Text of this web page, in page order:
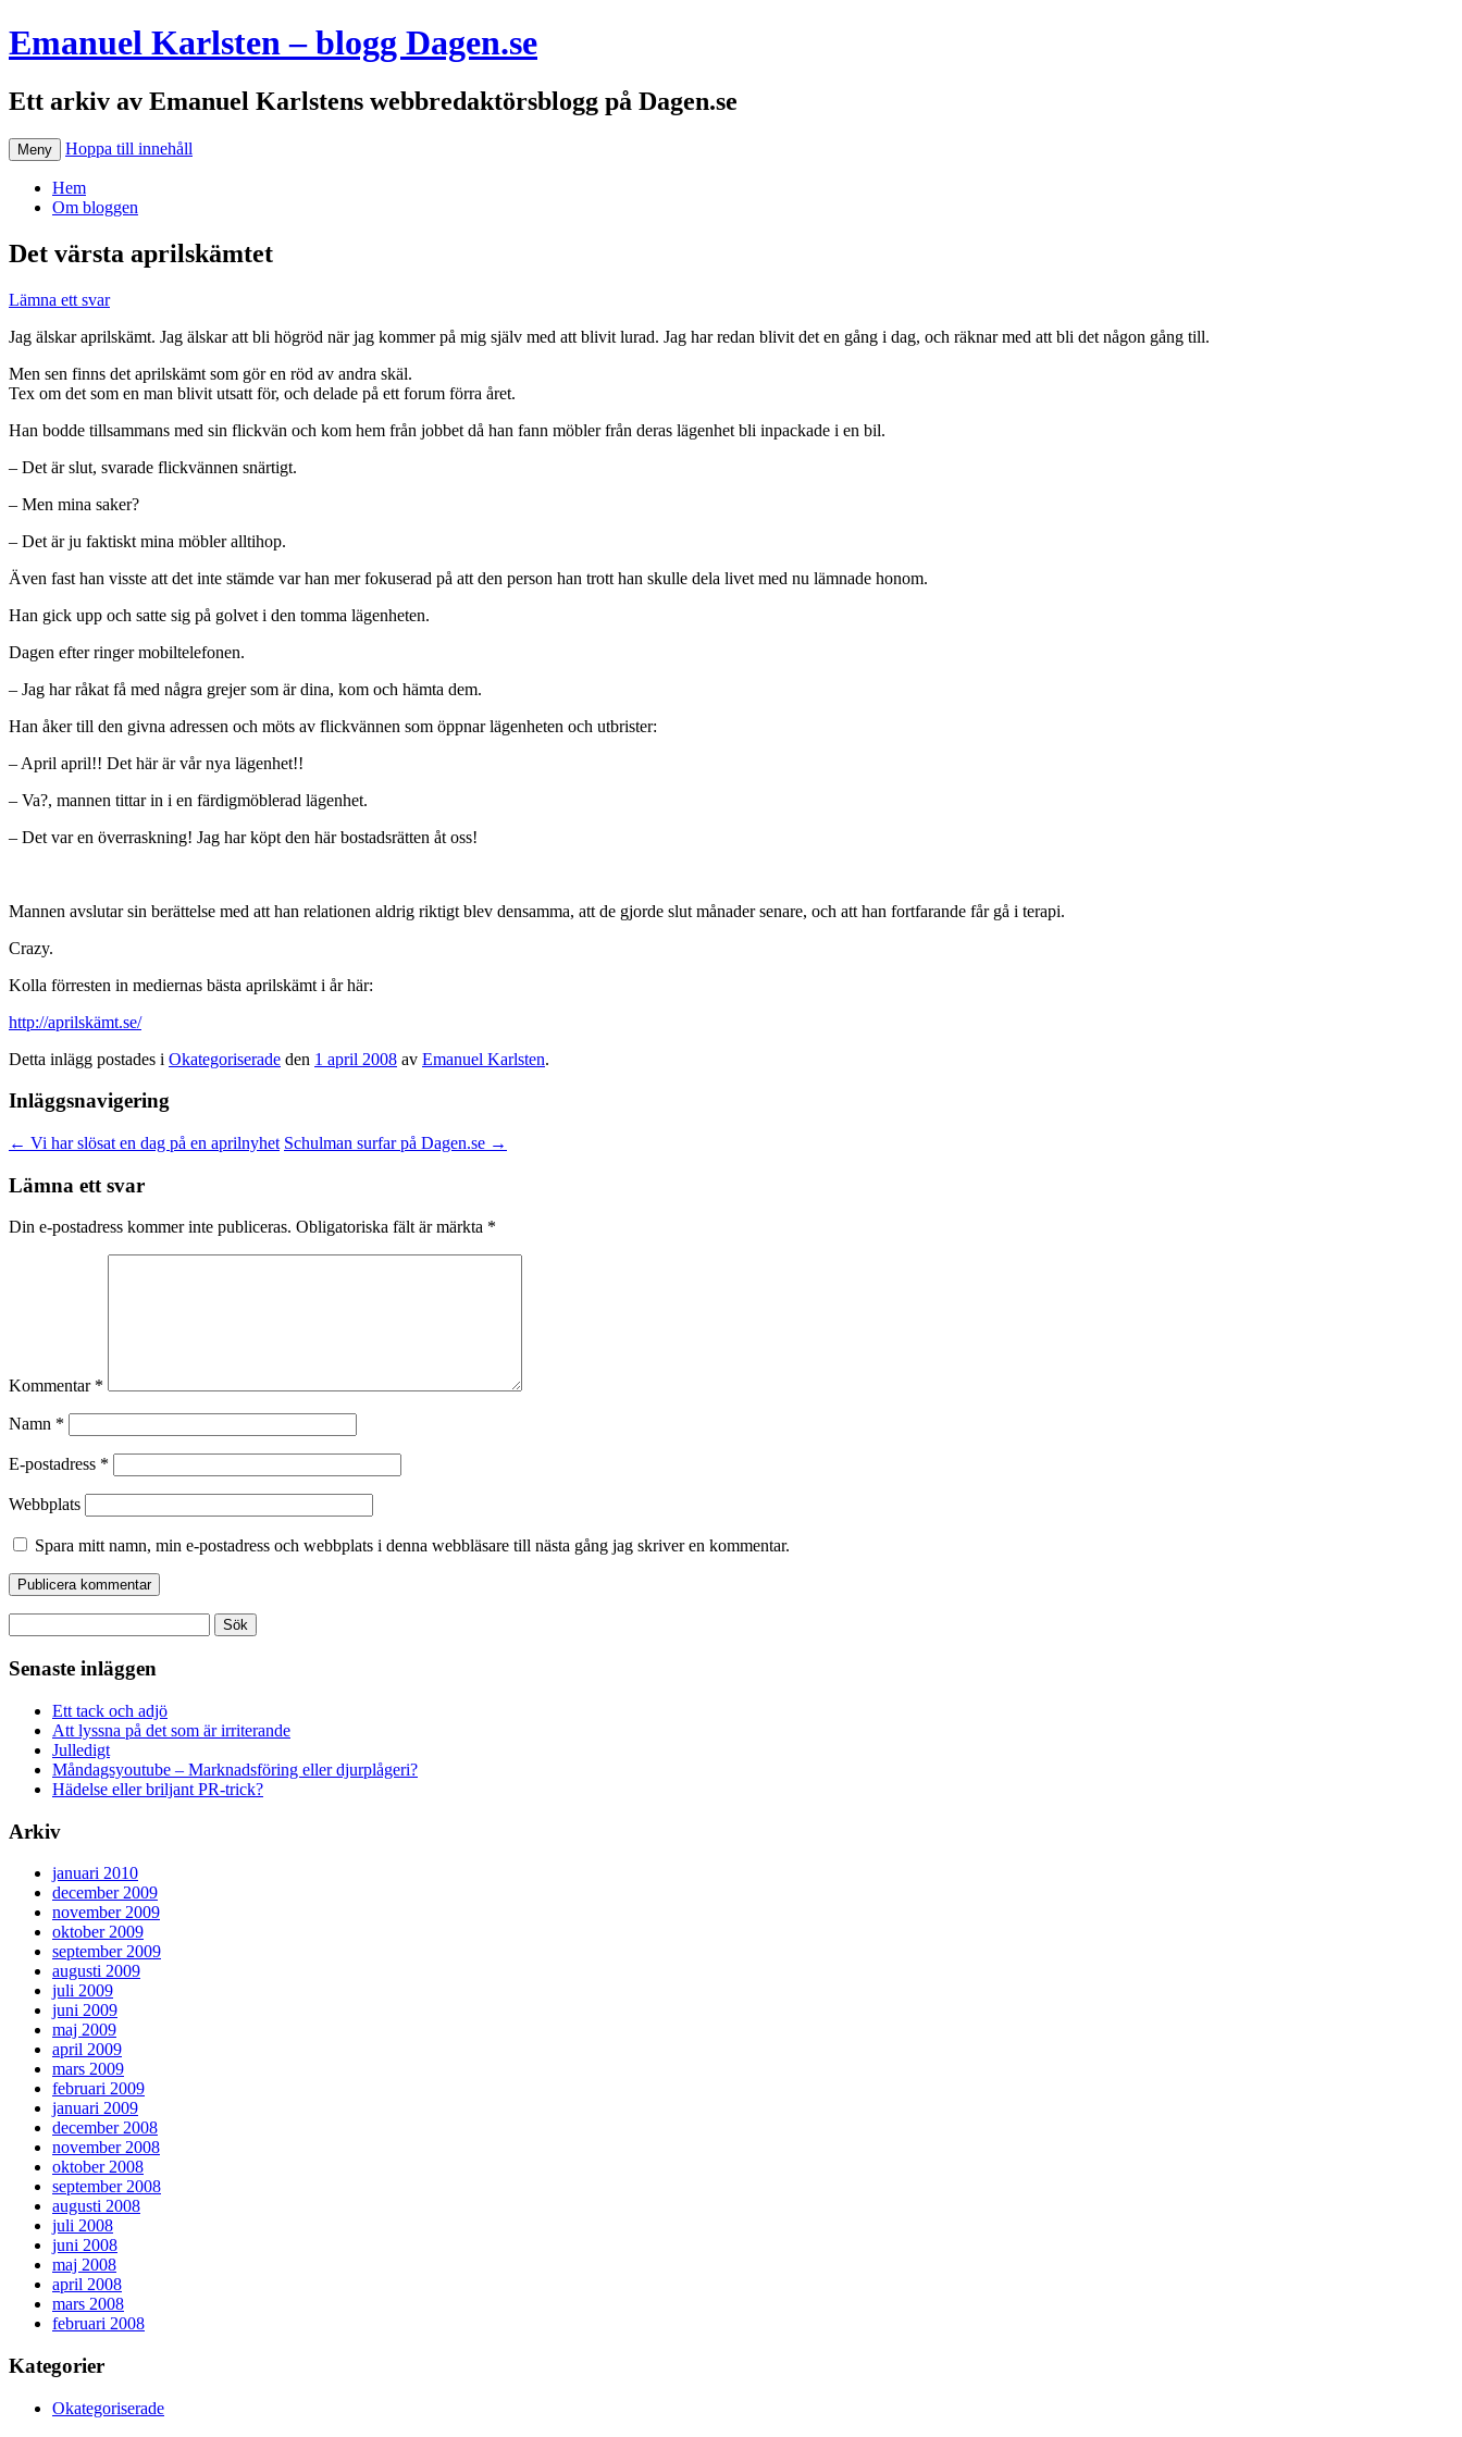
Emanuel Karlsten – blogg Dagen.se
Ett arkiv av Emanuel Karlstens webbredaktörsblogg på Dagen.se
Meny Hoppa till innehåll
Hem
Om bloggen
Det värsta aprilskämtet
Lämna ett svar
Jag älskar aprilskämt. Jag älskar att bli högröd när jag kommer på mig själv med att blivit lurad. Jag har redan blivit det en gång i dag, och räknar med att bli det någon gång till.
Men sen finns det aprilskämt som gör en röd av andra skäl.
Tex om det som en man blivit utsatt för, och delade på ett forum förra året.
Han bodde tillsammans med sin flickvän och kom hem från jobbet då han fann möbler från deras lägenhet bli inpackade i en bil.
– Det är slut, svarade flickvännen snärtigt.
– Men mina saker?
– Det är ju faktiskt mina möbler alltihop.
Även fast han visste att det inte stämde var han mer fokuserad på att den person han trott han skulle dela livet med nu lämnade honom.
Han gick upp och satte sig på golvet i den tomma lägenheten.
Dagen efter ringer mobiltelefonen.
– Jag har råkat få med några grejer som är dina, kom och hämta dem.
Han åker till den givna adressen och möts av flickvännen som öppnar lägenheten och utbrister:
– April april!! Det här är vår nya lägenhet!!
– Va?, mannen tittar in i en färdigmöblerad lägenhet.
– Det var en överraskning! Jag har köpt den här bostadsrätten åt oss!
Mannen avslutar sin berättelse med att han relationen aldrig riktigt blev densamma, att de gjorde slut månader senare, och att han fortfarande får gå i terapi.
Crazy.
Kolla förresten in mediernas bästa aprilskämt i år här:
http://aprilskämt.se/
Detta inlägg postades i Okategoriserade den 1 april 2008 av Emanuel Karlsten.
Inläggsnavigering
← Vi har slösat en dag på en aprilnyhet Schulman surfar på Dagen.se →
Lämna ett svar
Din e-postadress kommer inte publiceras. Obligatoriska fält är märkta *
Kommentar *
Namn *
E-postadress *
Webbplats
Spara mitt namn, min e-postadress och webbplats i denna webbläsare till nästa gång jag skriver en kommentar.
efter:
Senaste inläggen
Ett tack och adjö
Att lyssna på det som är irriterande
Julledigt
Måndagsyoutube – Marknadsföring eller djurplågeri?
Hädelse eller briljant PR-trick?
Arkiv
januari 2010
december 2009
november 2009
oktober 2009
september 2009
augusti 2009
juli 2009
juni 2009
maj 2009
april 2009
mars 2009
februari 2009
januari 2009
december 2008
november 2008
oktober 2008
september 2008
augusti 2008
juli 2008
juni 2008
maj 2008
april 2008
mars 2008
februari 2008
Kategorier
Okategoriserade